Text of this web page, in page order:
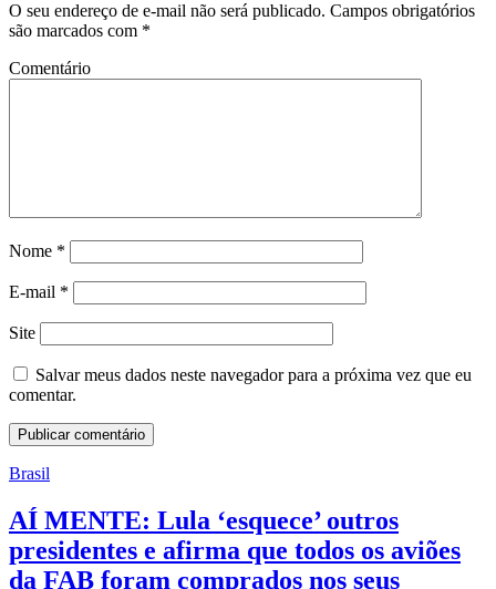
O seu endereço de e-mail não será publicado. Campos obrigatórios
são marcados com *
Comentário
Nome *
E-mail *
Site
Salvar meus dados neste navegador para a próxima vez que eu
comentar.
Brasil
AÍ MENTE: Lula ‘esquece’ outros
presidentes e afirma que todos os aviões
da FAB foram comprados nos seus